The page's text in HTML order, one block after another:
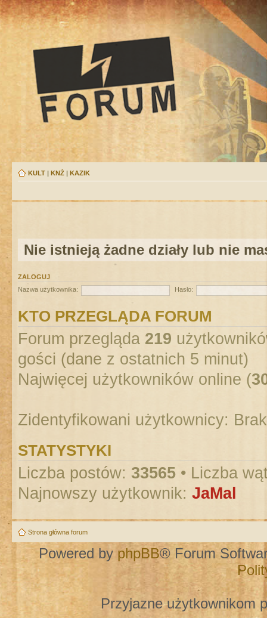
KULT | KNŻ | KAZIK
Nie istnieją żadne działy lub nie
ZALOGUJ
Nazwa użytkownika:
Hasło:
KTO PRZEGLĄDA FORUM
Forum przegląda 219
gości (dane z ostatnich 5 minut)
Najwięcej użytkowników online (
Zidentyfikowani użytkownicy:
STATYSTYKI
Liczba postów: 33565 • Liczba
Najnowszy użytkownik: JaMal
Strona główna forum
Powered by phpBB® Forum
Przyjazne użytkownikom